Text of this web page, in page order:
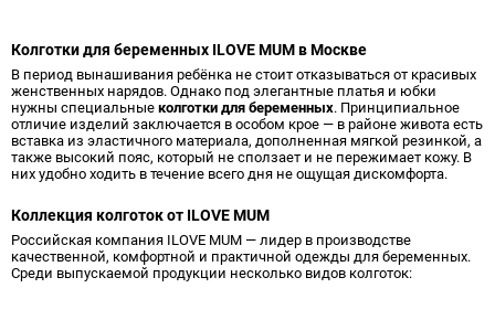
Колготки для беременных ILOVE MUM в Москве
В период вынашивания ребёнка не стоит отказываться от красивых
женственных нарядов. Однако под элегантные платья и юбки
нужны специальные колготки для беременных. Принципиальное
отличие изделий заключается в особом крое — в районе живота есть
вставка из эластичного материала, дополненная мягкой резинкой, а
также высокий пояс, который не сползает и не пережимает кожу. В
них удобно ходить в течение всего дня не ощущая дискомфорта.
Коллекция колготок от ILOVE MUM
Российская компания ILOVE MUM — лидер в производстве
качественной, комфортной и практичной одежды для беременных.
Среди выпускаемой продукции несколько видов колготок: